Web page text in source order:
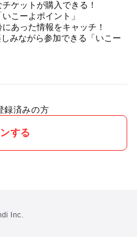
みながら参加できる「いこー
録済みの方
する
Inc.